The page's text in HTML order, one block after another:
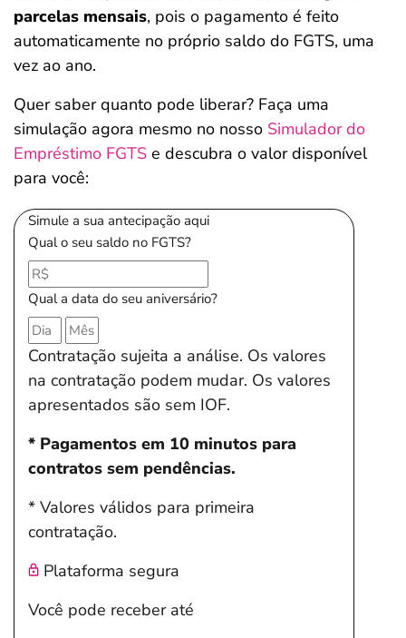
parcelas mensais, pois o pagamento é feito
automaticamente no próprio saldo do FGTS, uma
vez ao ano.
Quer saber quanto pode liberar? Faça uma
simulação agora mesmo no nosso Simulador do
Empréstimo FGTS e descubra o valor disponível
para você:
Simule a sua antecipação aqui
Qual o seu saldo no FGTS?
Qual a data do seu aniversário?
Contratação sujeita a análise. Os valores
na contratação podem mudar. Os valores
apresentados são sem IOF.
* Pagamentos em 10 minutos para
contratos sem pendências.
* Valores válidos para primeira
contratação.
Plataforma segura
Você pode receber até